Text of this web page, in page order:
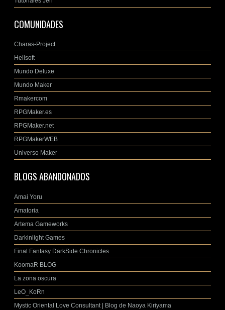
COMUNIDADES
Charas-Project
Hellsoft
Mundo Deluxe
Mundo Maker
Rmakercom
RPGMaker.es
RPGMaker.net
RPGMakerWEB
Universo Maker
BLOGS ABANDONADOS
Amai Yoru
Amatoria
Artema Gameworks
Darkinlight Games
Final Fantasy DarkSide Chronicles
KoomaR BLOG
La zona oscura
LeO_KoRn
Mystic Oriental Love Consultant | Blog de Naoya Kiriyama